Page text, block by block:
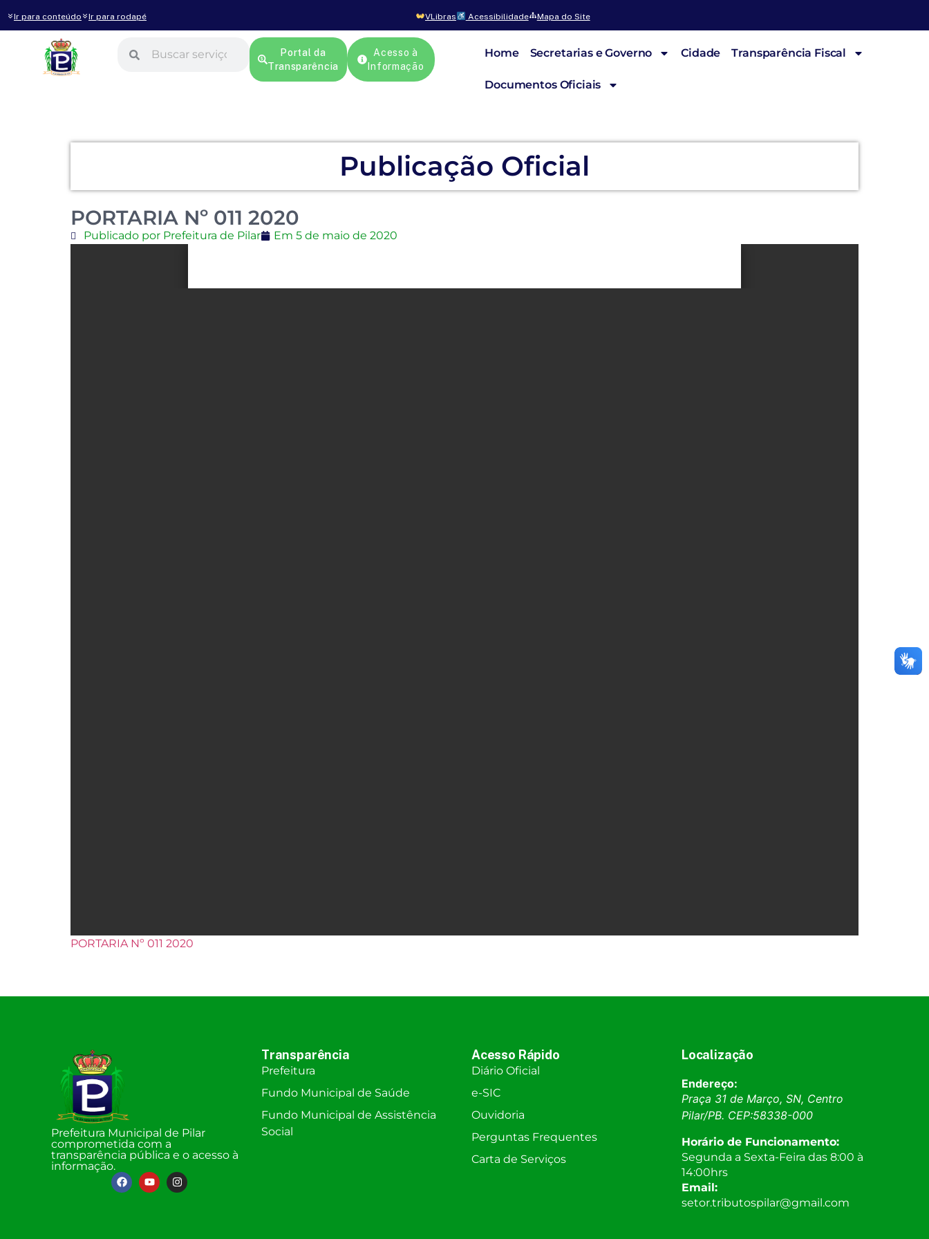
Ir para conteúdo Ir para rodapé VLibras Acessibilidade Mapa do Site
Portal da
Transparência
Acesso à
Informação
Home Secretarias e Governo Cidade Transparência Fiscal
Documentos Oficiais
Publicação Oficial
PORTARIA Nº 011 2020
Publicado por Prefeitura de Pilar Em 5 de maio de 2020
PORTARIA Nº 011 2020
Prefeitura Municipal de Pilar
comprometida com a
transparência pública e o acesso à
informação.
Transparência
Prefeitura
Fundo Municipal de Saúde
Fundo Municipal de Assistência
Social
Acesso Rápido
Diário Oficial
e-SIC
Ouvidoria
Perguntas Frequentes
Carta de Serviços
Localização
Endereço:
Praça 31 de Março, SN, Centro
Pilar/PB. CEP:58338-000
Horário de Funcionamento:
Segunda a Sexta-Feira das 8:00 à
14:00hrs
Email:
setor.tributospilar@gmail.com